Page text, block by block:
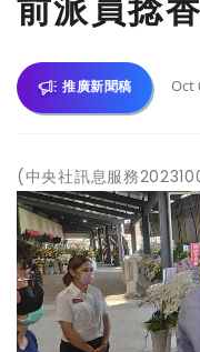
前派員捻
推廣新聞稿 Oct
(中央社訊息服務